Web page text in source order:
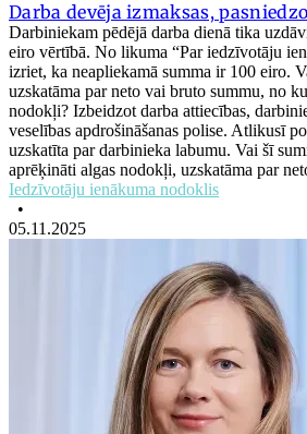
Darba devēja izmaksas,
Darbiniekam pēdējā darba dienā tika
eiro vērtībā. No likuma “Par iedzīvotāju
izriet, ka neapliekamā summa ir 100 eiro.
uzskatāma par neto vai bruto summu, no
nodokļi? Izbeidzot darba attiecības,
veselības apdrošināšanas polise. Atlikusī
uzskatīta par darbinieka labumu. Vai šī
aprēķināti algas nodokļi, uzskatāma par
Iedzīvotāju ienākuma nodoklis
•
05.11.2025